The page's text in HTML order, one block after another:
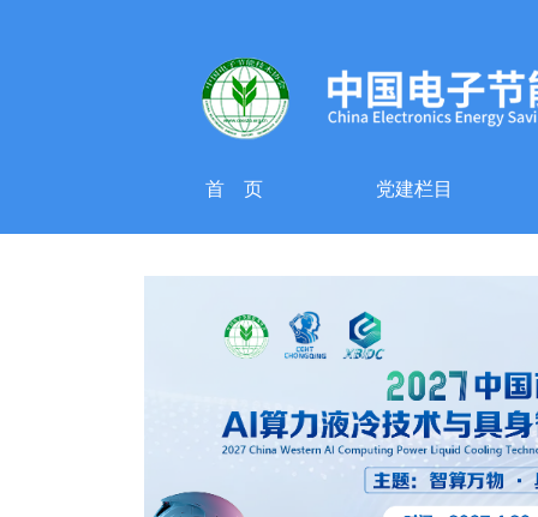
首 页 党建栏目